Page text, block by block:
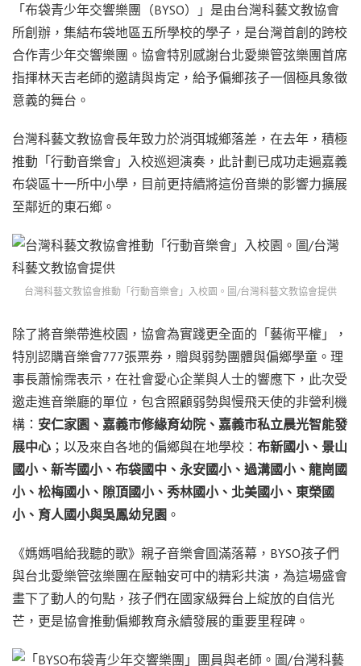
「布袋青少年交響樂團（BYSO）」是由台灣科藝文教協會
所創辦，集結布袋地區五所學校的學子，是台灣首創的跨校
合作青少年交響樂團。協會特別感謝台北愛樂管弦樂團首席
指揮林天吉老師的邀請與肯定，給予偏鄉孩子一個極具象徵
意義的舞台。
台灣科藝文教協會長年致力於消弭城鄉落差，在去年，積極
推動「行動音樂會」入校巡迴演奏，此計劃已成功走遍嘉義
布袋區十一所中小學，目前更持續將這份音樂的影響力擴展
至鄰近的東石鄉。
台灣科藝文教協會推動「行動音樂會」入校園。圖/台灣科藝文教協會提供
除了將音樂帶進校園，協會為實踐更全面的「藝術平權」，
特別認購音樂會777張票券，贈與弱勢團體與偏鄉學童。理
事長蕭愉霈表示，在社會愛心企業與人士的響應下，此次受
邀走進音樂廳的單位，包含照顧弱勢與慢飛天使的非營利機
構： 安仁家園、嘉義市修緣育幼院、嘉義市私立晨光智能發
展中心 ；以及來自各地的偏鄉與在地學校： 布新國小、景山
國小、新岑國小、布袋國中、永安國小、過溝國小、龍崗國
小、松梅國小、隙頂國小、秀林國小、北美國小、東榮國
小、育人國小與吳鳳幼兒園 。
《媽媽唱給我聽的歌》親子音樂會圓滿落幕，BYSO孩子們
與台北愛樂管弦樂團在壓軸安可中的精彩共演，為這場盛會
畫下了動人的句點，孩子們在國家級舞台上綻放的自信光
芒，更是協會推動偏鄉教育永續發展的重要里程碑。